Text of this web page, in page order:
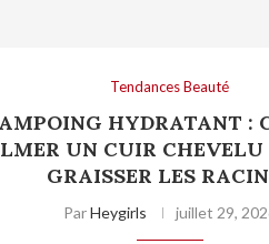
Tendances Beauté
HYDRATANT :
UN CUIR CHEVELU
GRAISSER LES
ParHeygirls juillet 29,